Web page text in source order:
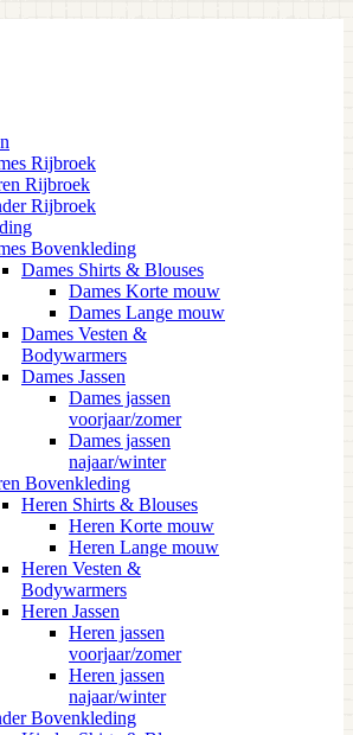
Rijbroek
Rijbroek
Rijbroek
Bovenkleding
Dames Shirts & Blouses
Dames Korte mouw
Dames Lange mouw
Dames Vesten &
Bodywarmers
Dames Jassen
Dames jassen
voorjaar/zomer
Dames jassen
najaar/winter
Bovenkleding
Heren Shirts & Blouses
Heren Korte mouw
Heren Lange mouw
Heren Vesten &
Bodywarmers
Heren Jassen
Heren jassen
voorjaar/zomer
Heren jassen
najaar/winter
Bovenkleding